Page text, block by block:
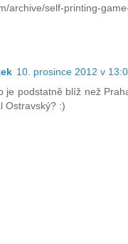
archive/self-printing-
10. prosince 2012 v
je podstatně blíž než
Ostravský? :)